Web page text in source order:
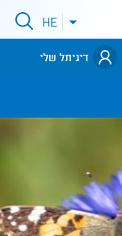
פתיחתHE
דיגיתל שלי